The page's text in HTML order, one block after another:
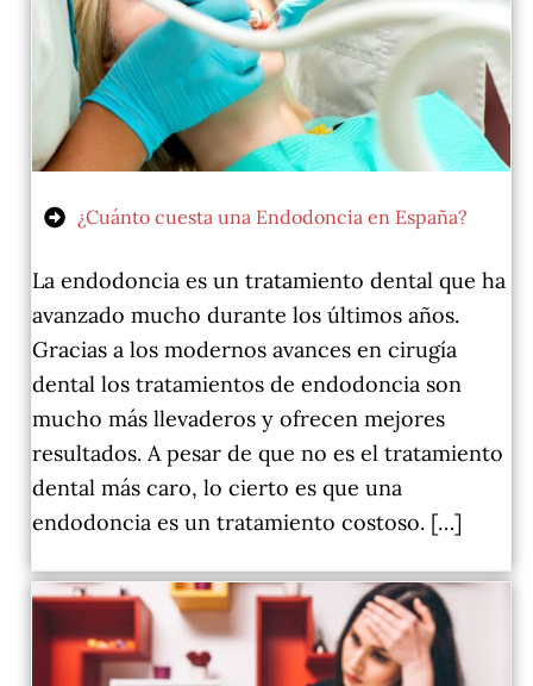
¿Cuánto cuesta una Endodoncia en España?
La endodoncia es un tratamiento dental que ha
avanzado mucho durante los últimos años.
Gracias a los modernos avances en cirugía
dental los tratamientos de endodoncia son
mucho más llevaderos y ofrecen mejores
resultados. A pesar de que no es el tratamiento
dental más caro, lo cierto es que una
endodoncia es un tratamiento costoso. […]